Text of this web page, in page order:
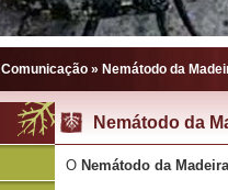
Comunicação » Nemátodo da
Nemátodo da
O Nemátodo da